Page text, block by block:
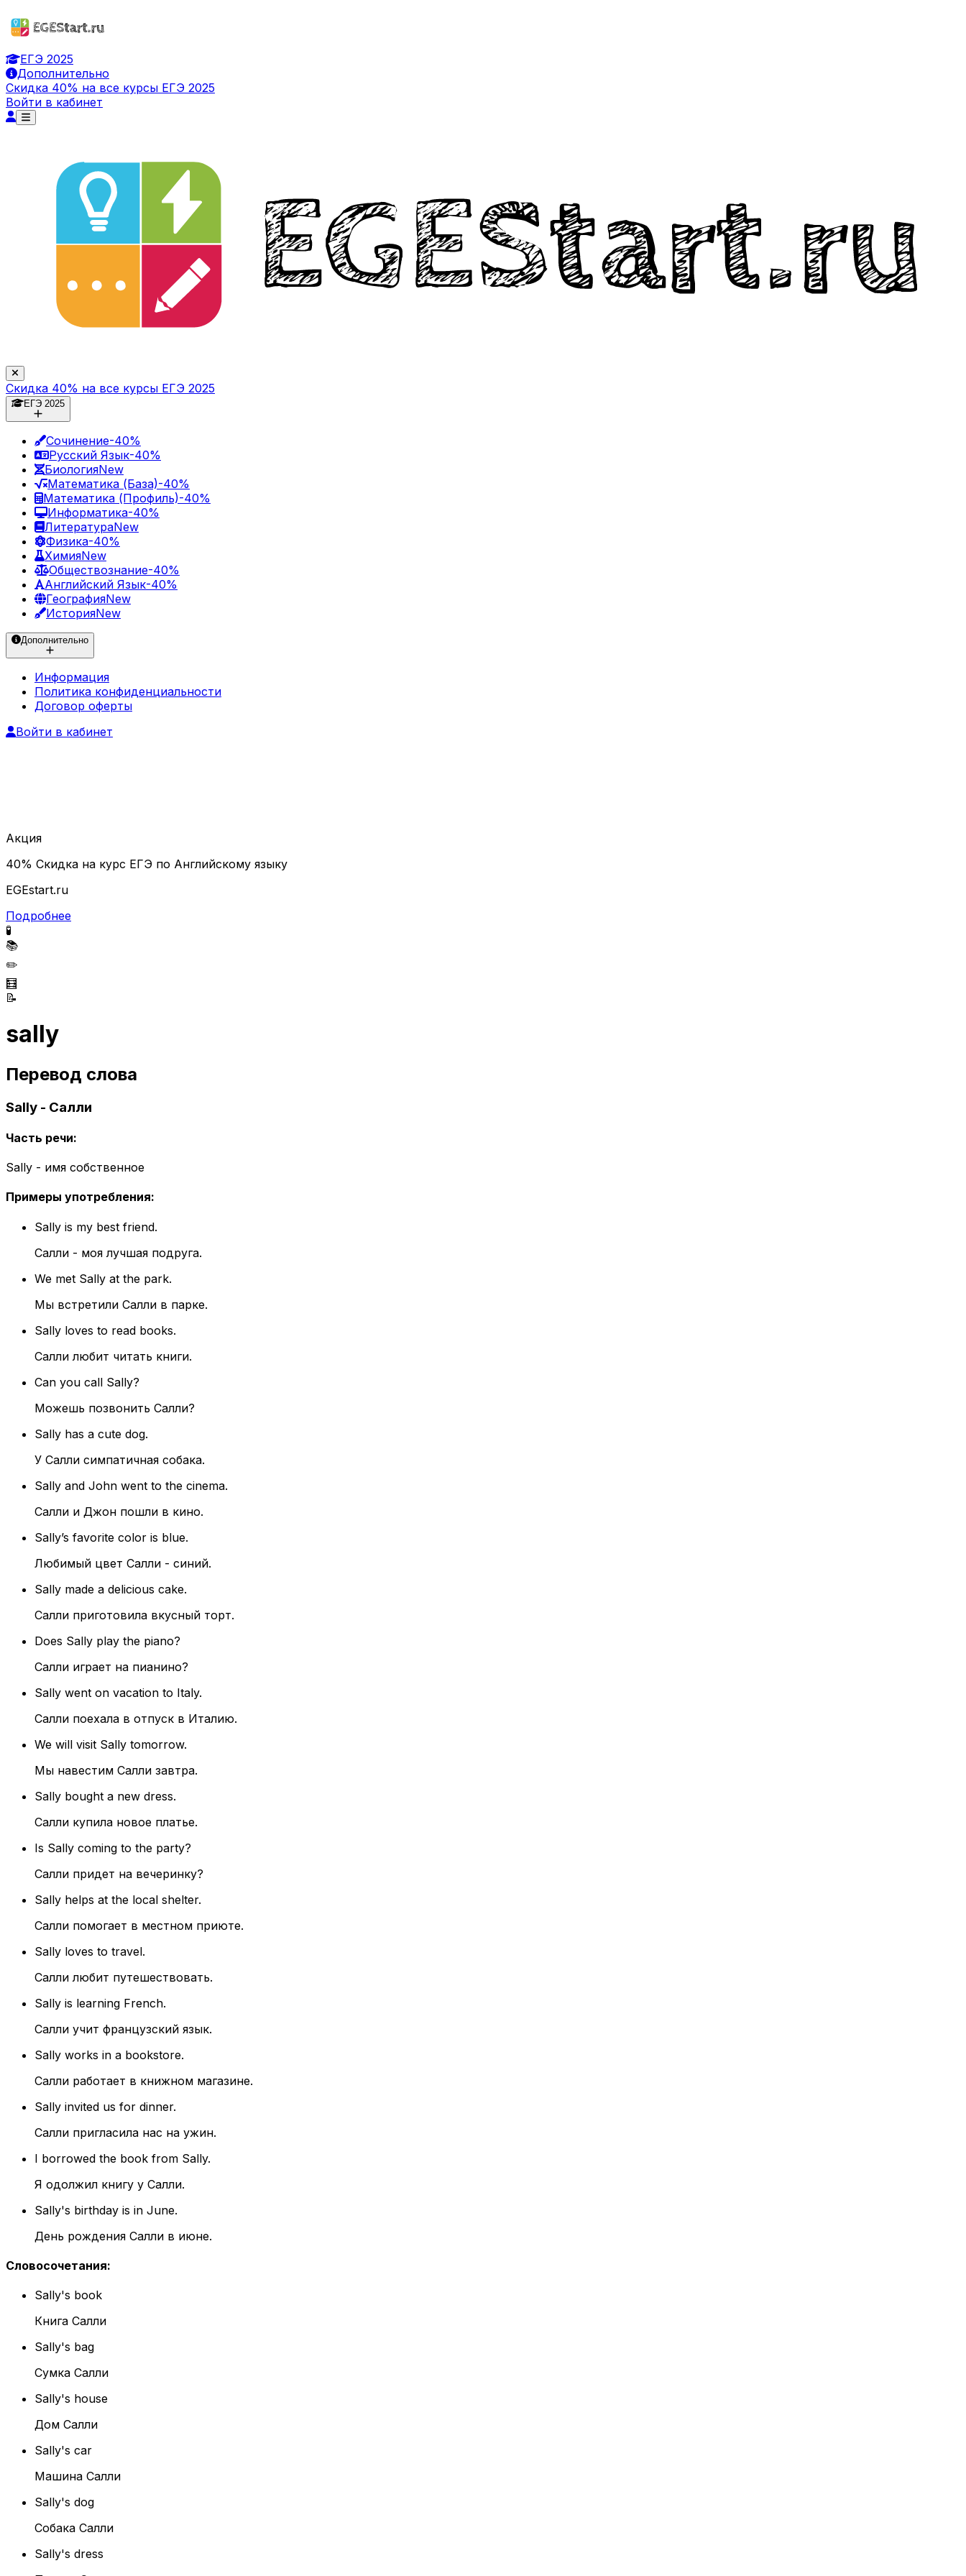
ЕГЭ 2025
Дополнительно
Скидка 40% на все курсы ЕГЭ 2025
Войти в кабинет
Скидка 40% на все курсы ЕГЭ 2025
ЕГЭ 2025
Сочинение-40%
Русский Язык-40%
БиологияNew
Математика (База)-40%
Математика (Профиль)-40%
Информатика-40%
ЛитератураNew
Физика-40%
ХимияNew
Обществознание-40%
Английский Язык-40%
ГеографияNew
ИсторияNew
Дополнительно
Информация
Политика конфиденциальности
Договор оферты
Войти в кабинет
Акция
40% Скидка на курс ЕГЭ по Английскому языку
EGEstart.ru
Подробнее
🧪
📚
✏️
🧮
📝
sally
Перевод слова
Sally - Салли
Часть речи:
Sally - имя собственное
Примеры употребления:
Sally is my best friend.
Салли - моя лучшая подруга.
We met Sally at the park.
Мы встретили Салли в парке.
Sally loves to read books.
Салли любит читать книги.
Can you call Sally?
Можешь позвонить Салли?
Sally has a cute dog.
У Салли симпатичная собака.
Sally and John went to the cinema.
Салли и Джон пошли в кино.
Sally’s favorite color is blue.
Любимый цвет Салли - синий.
Sally made a delicious cake.
Салли приготовила вкусный торт.
Does Sally play the piano?
Салли играет на пианино?
Sally went on vacation to Italy.
Салли поехала в отпуск в Италию.
We will visit Sally tomorrow.
Мы навестим Салли завтра.
Sally bought a new dress.
Салли купила новое платье.
Is Sally coming to the party?
Салли придет на вечеринку?
Sally helps at the local shelter.
Салли помогает в местном приюте.
Sally loves to travel.
Салли любит путешествовать.
Sally is learning French.
Салли учит французский язык.
Sally works in a bookstore.
Салли работает в книжном магазине.
Sally invited us for dinner.
Салли пригласила нас на ужин.
I borrowed the book from Sally.
Я одолжил книгу у Салли.
Sally's birthday is in June.
День рождения Салли в июне.
Словосочетания:
Sally's book
Книга Салли
Sally's bag
Сумка Салли
Sally's house
Дом Салли
Sally's car
Машина Салли
Sally's dog
Собака Салли
Sally's dress